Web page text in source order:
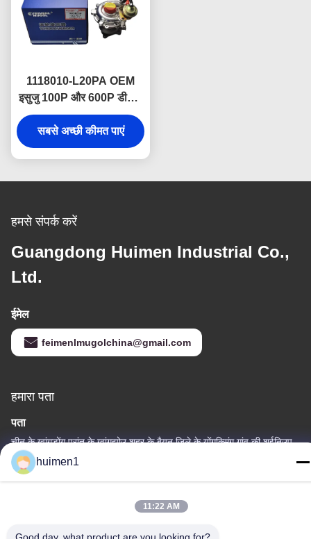
1118010-L20PA OEM
इसुजु 100P और 600P डीजल
इंजन के लिए उच्च प्रदर्शन
टर्बोचार्जर चीन वी विनिर्देश इकाई
बेहतर बिजली उत्पादन के लिए
सबसे अच्छी कीमत पाएं
हमसे संपर्क करें
Guangdong Huimen Industrial Co.,
Ltd.
ईमेल
feimenlmugolchina@gmail.com
हमारा पता
पता
चीन के ग्वांगडोंग प्रांत के ग्वांगझोउ शहर के बैयुन जिले के योंगक्सिंग गांव की शुईनिउपु
स्ट्रीट, नंबर 1-3
टेलीफोन
huimen1
11:22 AM